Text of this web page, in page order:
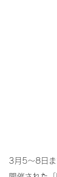
3月5〜8日